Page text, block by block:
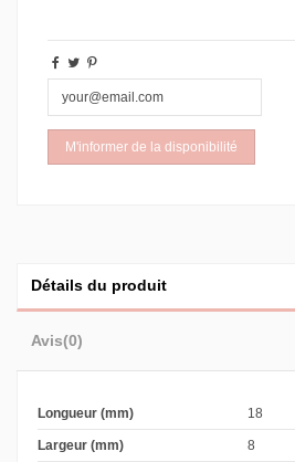
Détails du produit
Avis(0)
Longueur (mm) 18
Largeur (mm) 8